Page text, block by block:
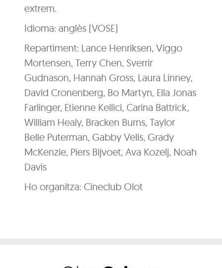
extrem.
Idioma: anglès (VOSE)
Repartiment: Lance Henriksen, Viggo
Mortensen, Terry Chen, Sverrir
Gudnason, Hannah Gross, Laura Linney,
David Cronenberg, Bo Martyn, Ella Jonas
Farlinger, Etienne Kellici, Carina Battrick,
William Healy, Bracken Burns, Taylor
Belle Puterman, Gabby Velis, Grady
McKenzie, Piers Bijvoet, Ava Kozelj, Noah
Davis
Ho organitza: Cineclub Olot